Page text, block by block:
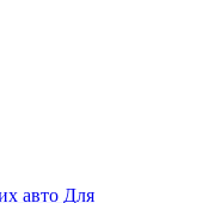
авто Для